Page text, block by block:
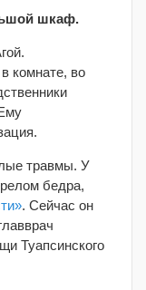
шкаф.
комнате, во
травмы. У
бедра,
. Сейчас он
Туапсинского